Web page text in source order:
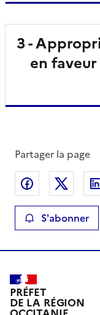
3 -
en
Partager la page
Partager sur
S'abonner
PRÉFET
DE LA RÉGION